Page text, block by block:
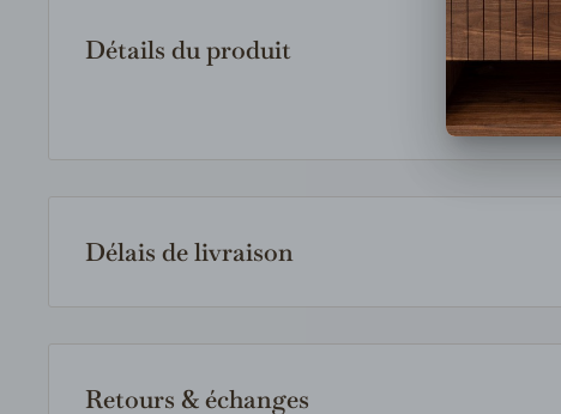
Détails du produit
Délais de livraison
article est indisponible en magasin, nous le
Retours & échanges